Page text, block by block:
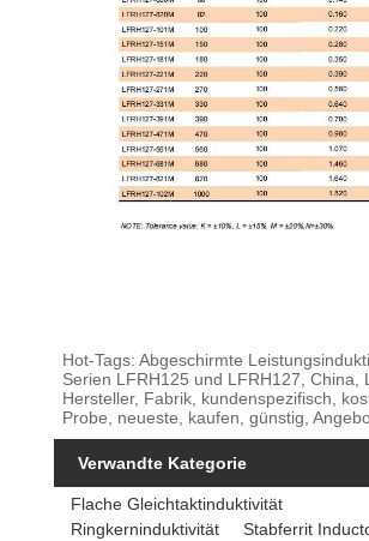
Hot-Tags: Abgeschirmte
Serien LFRH125 und LFRH127, China,
Hersteller, Fabrik, kundenspezifisch,
Probe, neueste, kaufen, günstig,
Verwandte Kategorie
Flache Gleichtaktinduktivität
Ringkerninduktivität
Stabferrit